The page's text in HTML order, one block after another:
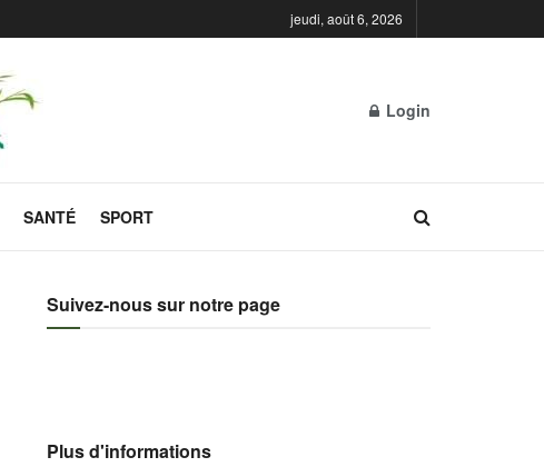
jeudi, août 6, 2026
Login
SANTÉ SPORT
Suivez-nous sur notre page
Plus d'informations